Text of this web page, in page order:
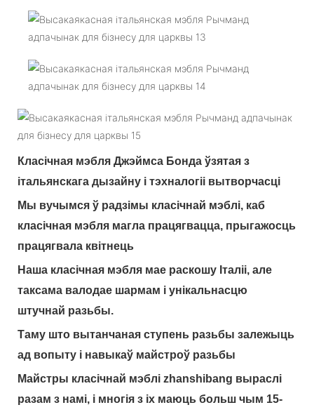
Класічная мэбля Джэймса Бонда ўзятая з
італьянскага дызайну і тэхналогіі вытворчасці
Мы вучымся ў радзімы класічнай мэблі, каб
класічная мэбля магла працягвацца, прыгажосць
працягвала квітнець
Наша класічная мэбля мае раскошу Італіі, але
таксама валодае шармам і унікальнасцю
штучнай разьбы.
Таму што вытанчаная ступень разьбы залежыць
ад вопыту і навыкаў майстроў разьбы
Майстры класічнай мэблі zhanshibang выраслі
разам з намі, і многія з іх маюць больш чым 15-